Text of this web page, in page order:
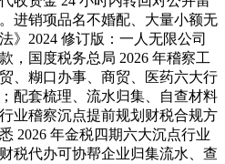
进销项品名不婚配、大量小额无
》2024 修订版：一人无限公司
，国度税务总局 2026 年稽察工
、糊口办事、商贸、医药六大行
配套梳理、流水归集、自查材料
业稽察沉点提前规划财税合规方
2026 年金税四期六大沉点行业
税代办可协帮企业归集流水、查